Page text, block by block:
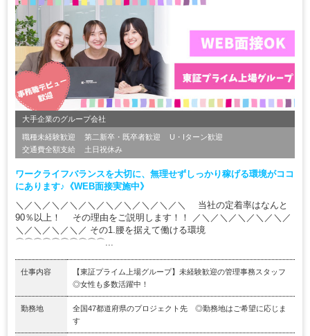
大手企業のグループ会社
職種未経験歓迎 第二新卒・既卒者歓迎
U・Iターン歓迎
交通費全額支給
土日祝休み
ワークライフバランスを大切に、無理せずしっかり稼げる環境がココ
にあります♪《WEB面接実施中》
＼／＼／＼／＼／＼／＼／＼／＼／＼／＼ 当社の定着率はなんと
90％以上！ その理由をご説明します！！ ／＼／＼／＼／＼／＼／
＼／＼／＼／＼／ その1.腰を据えて働ける環境
⌒⌒⌒⌒⌒⌒⌒⌒⌒⌒...
仕事内容
【東証プライム上場グループ】未経験歓迎の管理事務スタッフ
◎女性も多数活躍中！
勤務地
全国47都道府県のプロジェクト先 ◎勤務地はご希望に応じま
す